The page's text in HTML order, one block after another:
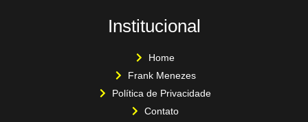
Institucional
Home
Frank Menezes
Política de Privacidade
Contato